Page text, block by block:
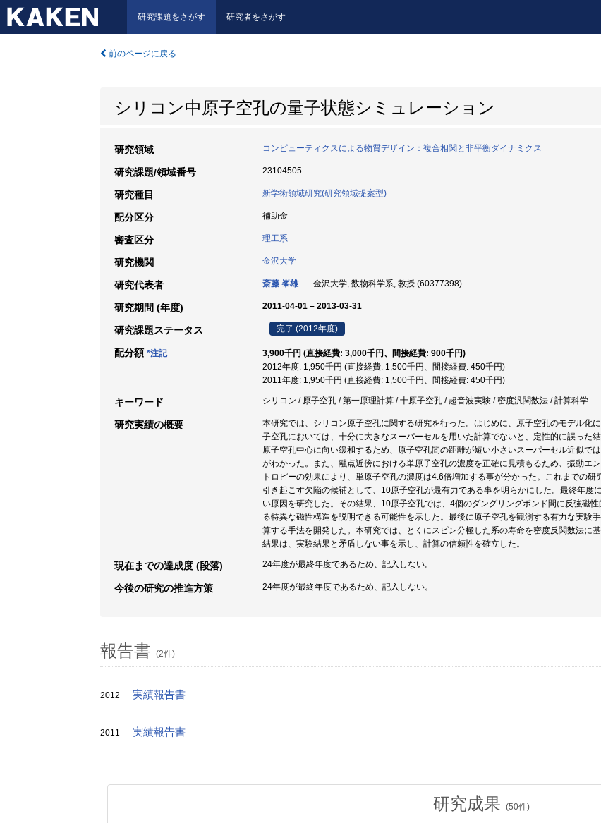
研究課題をさがす 研究者をさがす
前のページに戻る
シリコン中原子空孔の量子状態シミュレーション
研究領域 コンピューティクスによる物質デザイン：複合相関と非平衡ダイナミクス
研究課題/領域番号 23104505
研究種目 新学術領域研究(研究領域提案型)
配分区分 補助金
審査区分 理工系
研究機関 金沢大学
研究代表者 斎藤 峯雄 金沢大学, 数物科学系, 教授 (60377398)
研究期間 (年度) 2011-04-01 – 2013-03-31
研究課題ステータス 完了 (2012年度)
配分額 *注記
3,900千円 (直接経費: 3,000千円、間接経費: 900千円)
2012年度: 1,950千円 (直接経費: 1,500千円、間接経費: 450千円)
2011年度: 1,950千円 (直接経費: 1,500千円、間接経費: 450千円)
キーワード シリコン / 原子空孔 / 第一原理計算 / 十原子空孔 / 超音波実験 / 密度汎関数法 / 計算科学
研究実績の概要
本研究では、シリコン原子空孔に関する研究を行った。はじめに、原子空孔のモデル化
子空孔においては、十分に大きなスーパーセルを用いた計算でないと、定性的に誤った
原子空孔中心に向い緩和するため、原子空孔間の距離が短い小さいスーパーセル近似で
がわかった。また、融点近傍における単原子空孔の濃度を正確に見積もるため、振動エ
トロピーの効果により、単原子空孔の濃度は4.6倍増加する事が分かった。これまでの
引き起こす欠陥の候補として、10原子空孔が最有力である事を明らかにした。最終年度
い原因を研究した。その結果、10原子空孔では、4個のダングリングボンド間に反強磁
る特異な磁性構造を説明できる可能性を示した。最後に原子空孔を観測する有力な実験
算する手法を開発した。本研究では、とくにスピン分極した系の寿命を密度反関数法に
結果は、実験結果と矛盾しない事を示し、計算の信頼性を確立した。
現在までの達成度 (段落) 24年度が最終年度であるため、記入しない。
今後の研究の推進方策 24年度が最終年度であるため、記入しない。
報告書 (2件)
2012 実績報告書
2011 実績報告書
研究成果 (50件)